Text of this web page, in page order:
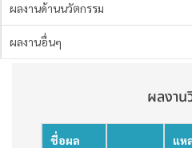
ผลงานด้านนวัตกรรม
ผลงานอื่นๆ
ผลงาน
ชื่อผล
แห